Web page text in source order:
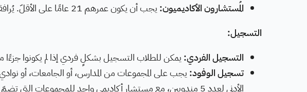
المُستشارون الأكاديميون: يجب أن يكون عمرهم 21 عامًا على الأقلّ. يُرافقون الوفود ويضمنون سير العمل بسلاسة.
التسجيل:
التسجيل الفردي: يمكن للطلاب التسجيل بشكلٍ فردي إذا لم يكونوا
تسجيل الوفود: يجب على المجموعات من المدارس، أو الجامعات، أو
الأدنى لعدد 5 مندوبين، مع مستشار أكاديمي واحد للمجموعات التي تضمّ قُصّرًا.